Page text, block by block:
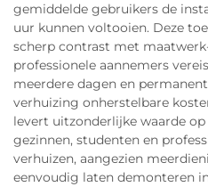
gemiddelde gebruikers de
uur kunnen voltooien. Deze
scherp contrast met
professionele aannemers
meerdere dagen en
verhuizing onherstelbare
levert uitzonderlijke waarde
gezinnen, studenten en
verhuizen, aangezien
eenvoudig laten demonteren